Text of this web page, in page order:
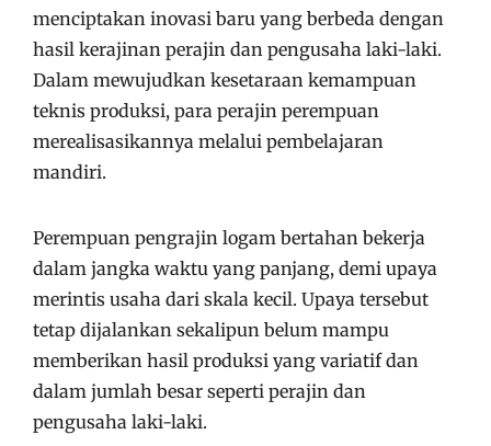
menciptakan inovasi baru yang berbeda dengan
hasil kerajinan perajin dan pengusaha laki-laki.
Dalam mewujudkan kesetaraan kemampuan
teknis produksi, para perajin perempuan
merealisasikannya melalui pembelajaran
mandiri.
Perempuan pengrajin logam bertahan bekerja
dalam jangka waktu yang panjang, demi upaya
merintis usaha dari skala kecil. Upaya tersebut
tetap dijalankan sekalipun belum mampu
memberikan hasil produksi yang variatif dan
dalam jumlah besar seperti perajin dan
pengusaha laki-laki.